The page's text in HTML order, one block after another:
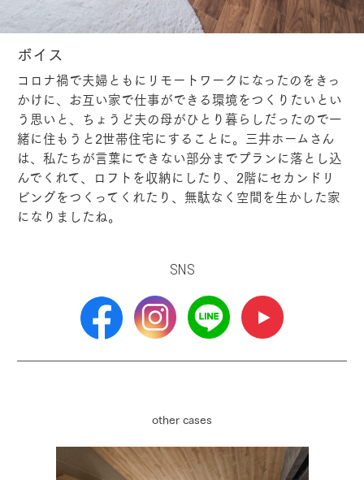
ボイス
コロナ禍で夫婦ともにリモートワークになったのをきっ
かけに、お互い家で仕事ができる環境をつくりたいとい
う思いと、ちょうど夫の母がひとり暮らしだったので一
緒に住もうと2世帯住宅にすることに。三井ホームさん
は、私たちが言葉にできない部分までプランに落とし込
んでくれて、ロフトを収納にしたり、2階にセカンドリ
ビングをつくってくれたり、無駄なく空間を生かした家
になりましたね。
SNS
other cases